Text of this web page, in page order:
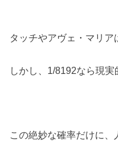
タッチやアヴェ・マリア
しかし、1/8192なら現実
この絶妙な確率だけに、